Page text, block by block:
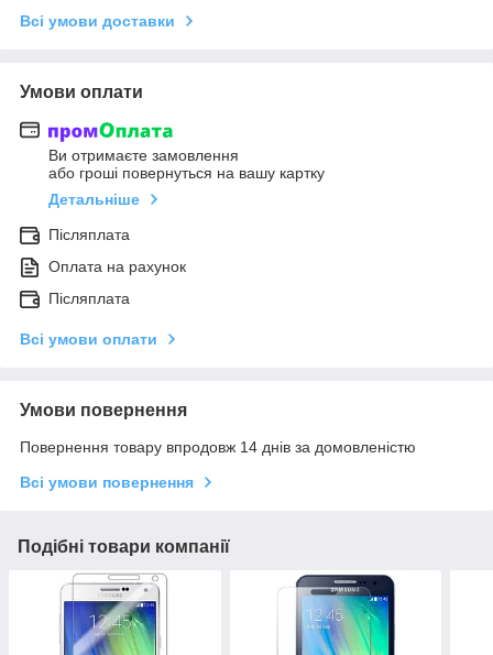
Всі умови доставки
Умови оплати
Ви отримаєте замовлення
або гроші повернуться на вашу картку
Детальніше
Післяплата
Оплата на рахунок
Післяплата
Всі умови оплати
Умови повернення
Повернення товару впродовж 14 днів за домовленістю
Всі умови повернення
Подібні товари компанії